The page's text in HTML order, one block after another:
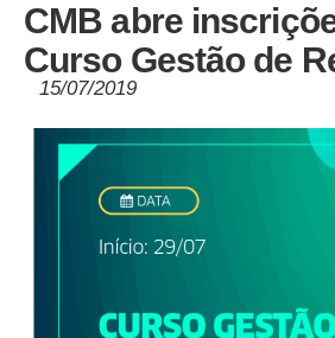
CMB abre
Curso Gestão de
15/07/2019